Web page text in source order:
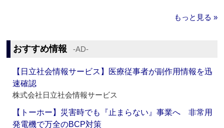
もっと見る »
おすすめ情報 ‐AD‐
【日立社会情報サービス】医療従事者が副作用情報を迅
速確認
株式会社日立社会情報サービス
【トーホー】災害時でも『止まらない』事業へ 非常用
発電機で万全のBCP対策